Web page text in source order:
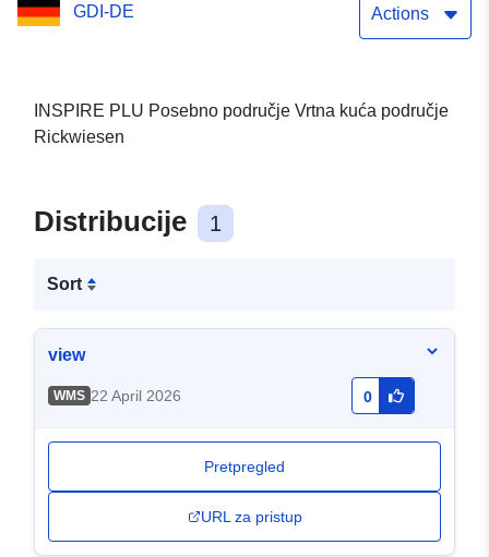
GDI-DE Actions
INSPIRE PLU Posebno područje Vrtna kuća područje
Rickwiesen
Distribucije 1
Sort
view
WMS 22 April 2026 0
Pretpregled
URL za pristup